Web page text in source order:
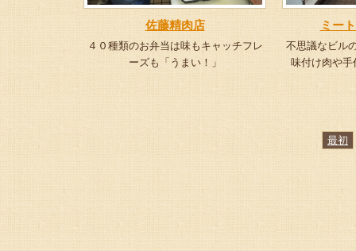
佐藤精肉店
４０種類のお弁当は味もキャッチフレ
ーズも「うまい！」
ミー
不思議なビル
味付け肉や手
最初